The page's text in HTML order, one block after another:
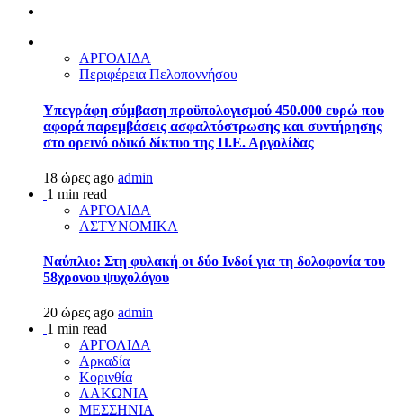
ΑΡΓΟΛΙΔΑ
Περιφέρεια Πελοποννήσου
Υπεγράφη σύμβαση προϋπολογισμού 450.000 ευρώ που
αφορά παρεμβάσεις ασφαλτόστρωσης και συντήρησης
στο ορεινό οδικό δίκτυο της Π.Ε. Αργολίδας
18 ώρες ago admin
1 min read
ΑΡΓΟΛΙΔΑ
ΑΣΤΥΝΟΜΙΚΑ
Ναύπλιο: Στη φυλακή οι δύο Ινδοί για τη δολοφονία του
58χρονου ψυχολόγου
20 ώρες ago admin
1 min read
ΑΡΓΟΛΙΔΑ
Αρκαδία
Κορινθία
ΛΑΚΩΝΙΑ
ΜΕΣΣΗΝΙΑ